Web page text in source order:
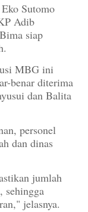
Sutomo
Adib
siap
MBG ini
benar diterima
dan Balita
personel
dan dinas
jumlah
sehingga
jelasnya.